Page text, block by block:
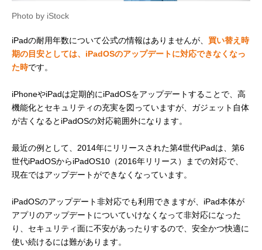
Photo by iStock
iPadの耐用年数について公式の情報はありませんが、 買い替え時
期の目安としては、iPadOSのアップデートに対応できなくなっ
た時です。
iPhoneやiPadは定期的にiPadOSをアップデートすることで、高
機能化とセキュリティの充実を図っていますが、ガジェット自体
が古くなるとiPadOSの対応範囲外になります。
最近の例として、2014年にリリースされた第4世代iPadは、第6
世代iPadOSからiPadOS10（2016年リリース）までの対応で、
現在ではアップデートができなくなっています。
iPadOSのアップデート非対応でも利用できますが、iPad本体が
アプリのアップデートについていけなくなって非対応になった
り、セキュリティ面に不安があったりするので、安全かつ快適に
使い続けるには難があります。